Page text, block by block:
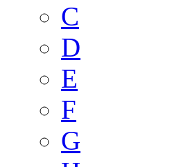
C
D
E
F
G